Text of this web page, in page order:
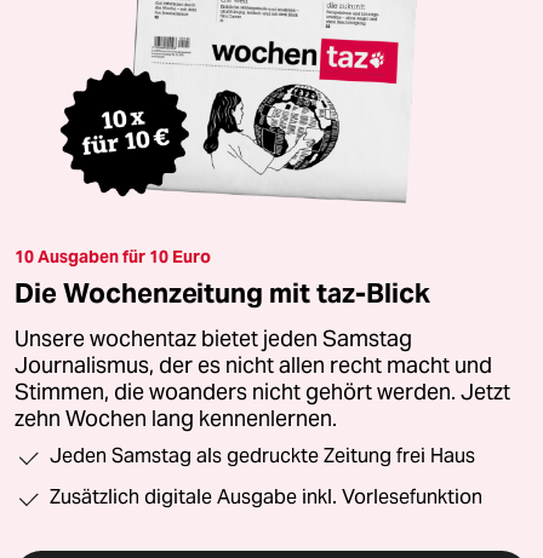
10 Ausgaben für 10 Euro
Die Wochenzeitung mit taz-Blick
Unsere wochentaz bietet jeden Samstag
Journalismus, der es nicht allen recht macht und
Stimmen, die woanders nicht gehört werden. Jetzt
zehn Wochen lang kennenlernen.
Jeden Samstag als gedruckte Zeitung frei Haus
Zusätzlich digitale Ausgabe inkl. Vorlesefunktion